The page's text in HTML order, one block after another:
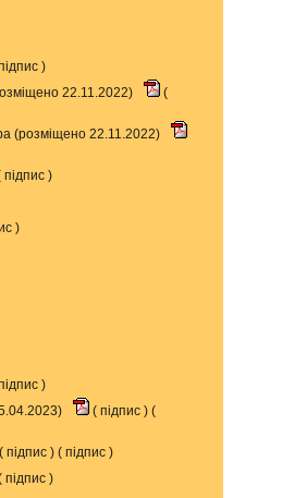
)
22.11.2022)
(
(розміщено 22.11.2022)
підпис )
)
)
( підпис ) (
( підпис ) ( підпис )
підпис )